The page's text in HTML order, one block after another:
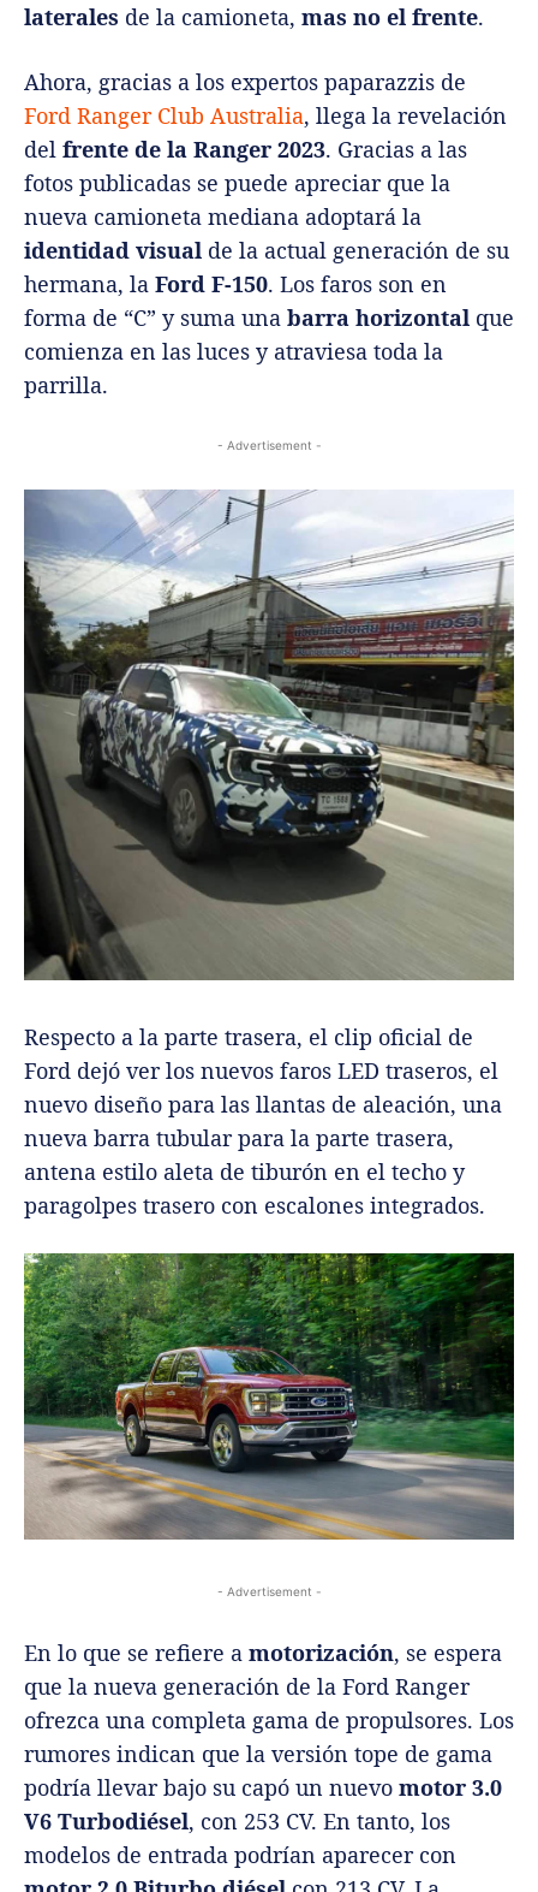
laterales de la camioneta, mas no el frente.
Ahora, gracias a los expertos paparazzis de
Ford Ranger Club Australia, llega la revelación
del frente de la Ranger 2023. Gracias a las
fotos publicadas se puede apreciar que la
nueva camioneta mediana adoptará la
identidad visual de la actual generación de su
hermana, la Ford F-150. Los faros son en
forma de “C” y suma una barra horizontal que
comienza en las luces y atraviesa toda la
parrilla.
- Advertisement -
Respecto a la parte trasera, el clip oficial de
Ford dejó ver los nuevos faros LED traseros, el
nuevo diseño para las llantas de aleación, una
nueva barra tubular para la parte trasera,
antena estilo aleta de tiburón en el techo y
paragolpes trasero con escalones integrados.
- Advertisement -
En lo que se refiere a motorización, se espera
que la nueva generación de la Ford Ranger
ofrezca una completa gama de propulsores. Los
rumores indican que la versión tope de gama
podría llevar bajo su capó un nuevo motor 3.0
V6 Turbodiésel, con 253 CV. En tanto, los
modelos de entrada podrían aparecer con